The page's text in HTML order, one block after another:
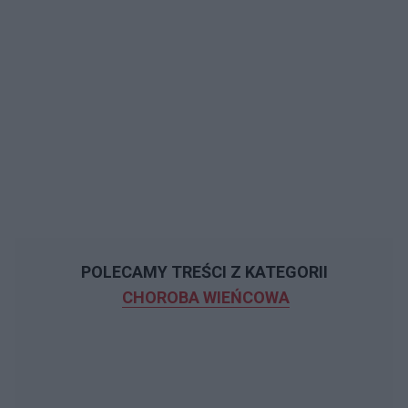
POLECAMY TREŚCI Z KATEGORII
CHOROBA WIEŃCOWA